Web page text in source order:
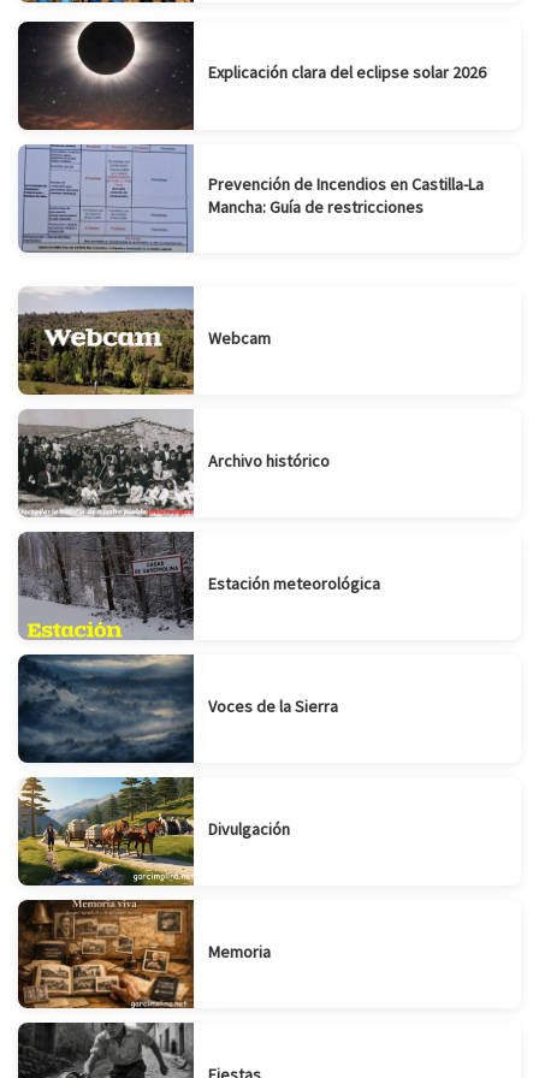
Explicación clara del eclipse solar 2026
Prevención de Incendios en Castilla-La
Mancha: Guía de restricciones
Webcam
Archivo histórico
Estación meteorológica
Voces de la Sierra
Divulgación
Memoria